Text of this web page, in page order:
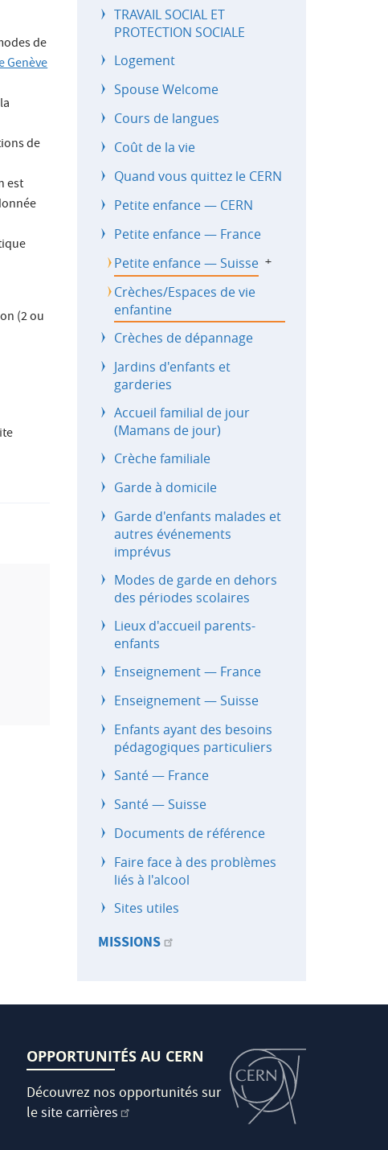
de
Genève
de
est
(2 ou
TRAVAIL SOCIAL ET
PROTECTION SOCIALE
Logement
Spouse Welcome
Cours de langues
Coût de la vie
Quand vous quittez le CERN
Petite enfance — CERN
Petite enfance — France
Petite enfance — Suisse b
Crèches/Espaces de vie
enfantine
Crèches de dépannage
Jardins d'enfants et
garderies
Accueil familial de jour
(Mamans de jour)
Crèche familiale
Garde à domicile
Garde d'enfants malades et
autres événements
imprévus
Modes de garde en dehors
des périodes scolaires
Lieux d'accueil parents-
enfants
Enseignement — France
Enseignement — Suisse
Enfants ayant des besoins
pédagogiques particuliers
Santé — France
Santé — Suisse
Documents de référence
Faire face à des problèmes
liés à l'alcool
Sites utiles
MISSIONS
OPPORTUNITÉS AU CERN
Découvrez nos opportunités sur
lesite carrières